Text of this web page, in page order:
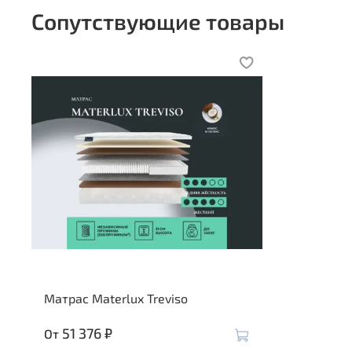
Сопутствующие товары
Матрас Materlux Treviso
От 51 376 ₽